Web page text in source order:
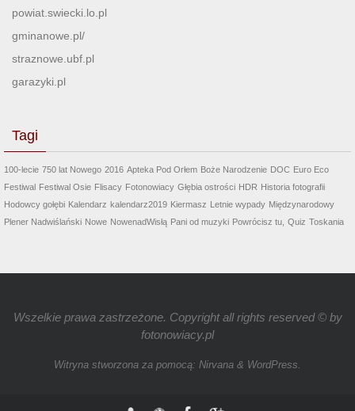
powiat.swiecki.lo.pl
gminanowe.pl/
straznowe.ubf.pl
garazyki.pl
Tagi
100-lecie 750 lat Nowego 2016 Apteka Pod Orłem Boże Narodzenie DOC Euro Eco
Festiwal
Festiwal Osie Flisacy Fotonowiacy Głębia ostrości HDR Historia fotografii
Hodowcy gołębi Kalendarz kalendarz2019 Kiermasz Letnie wypady Międzynarodowy
Plener Nadwiślański Nowe NowenadWisłą Pani od muzyki Powrócisz tu, Quiz Toskania
Wszelkie prawa zastrzeżone. Copyright all rights reserved © by
fotonowiacy.pl
Witryna stworzona za pomocą: Nirvana & WordPress.